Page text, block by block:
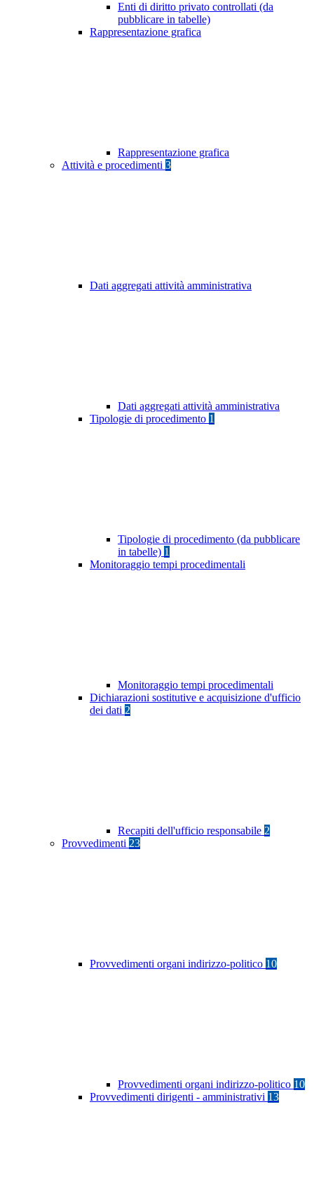
Enti di diritto privato controllati (da
pubblicare in tabelle)
Rappresentazione grafica
Rappresentazione grafica
Attività e procedimenti 3
Dati aggregati attività amministrativa
Dati aggregati attività amministrativa
Tipologie di procedimento 1
Tipologie di procedimento (da pubblicare
in tabelle) 1
Monitoraggio tempi procedimentali
Monitoraggio tempi procedimentali
Dichiarazioni sostitutive e acquisizione d'ufficio
dei dati 2
Recapiti dell'ufficio responsabile 2
Provvedimenti 23
Provvedimenti organi indirizzo-politico 10
Provvedimenti organi indirizzo-politico 10
Provvedimenti dirigenti - amministrativi 13